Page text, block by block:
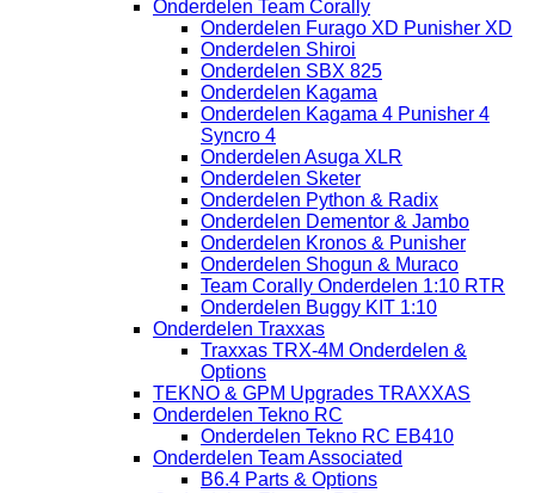
Onderdelen Team Corally
Onderdelen Furago XD Punisher XD
Onderdelen Shiroi
Onderdelen SBX 825
Onderdelen Kagama
Onderdelen Kagama 4 Punisher 4
Syncro 4
Onderdelen Asuga XLR
Onderdelen Sketer
Onderdelen Python & Radix
Onderdelen Dementor & Jambo
Onderdelen Kronos & Punisher
Onderdelen Shogun & Muraco
Team Corally Onderdelen 1:10 RTR
Onderdelen Buggy KIT 1:10
Onderdelen Traxxas
Traxxas TRX-4M Onderdelen &
Options
TEKNO & GPM Upgrades TRAXXAS
Onderdelen Tekno RC
Onderdelen Tekno RC EB410
Onderdelen Team Associated
B6.4 Parts & Options